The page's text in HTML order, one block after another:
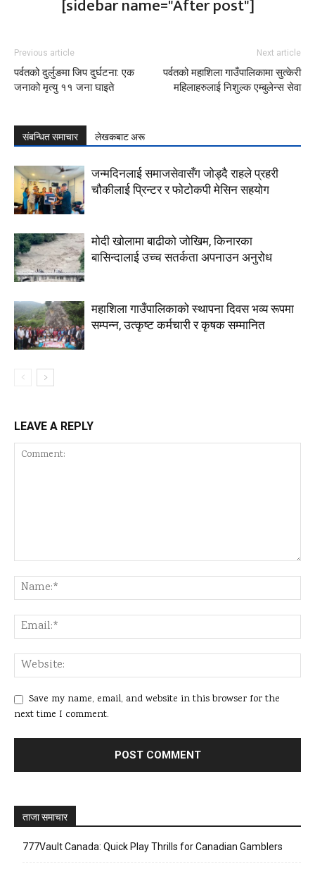
[sidebar name="After post"]
Previous article
पर्वतको दुर्लुङमा जिप दुर्घटना: एक
जनाको मृत्यु ११ जना घाइते
Next article
पर्वतको महाशिला गाउँपालिकामा सुत्केरी
महिलाहरुलाई निशुल्क एम्बुलेन्स सेवा
संबन्धित समाचार लेखकबाट अरू
जन्मदिनलाई समाजसेवासँग जोड्दै राहले प्रहरी
चौकीलाई प्रिन्टर र फोटोकपी मेसिन सहयोग
मोदी खोलामा बाढीको जोखिम, किनारका
बासिन्दालाई उच्च सतर्कता अपनाउन अनुरोध
महाशिला गाउँपालिकाको स्थापना दिवस भव्य रूपमा
सम्पन्न, उत्कृष्ट कर्मचारी र कृषक सम्मानित
LEAVE A REPLY
Save my name, email, and website in this browser for the
next time I comment.
ताजा समाचार
777Vault Canada: Quick Play Thrills for Canadian Gamblers